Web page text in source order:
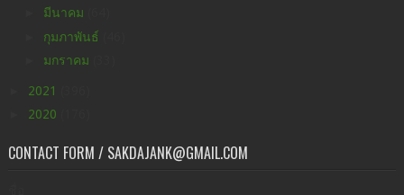
มีนาคม
กุมภาพันธ์
มกราคม
2021
2020
CONTACT FORM / SAKDAJANK@GMAIL.COM